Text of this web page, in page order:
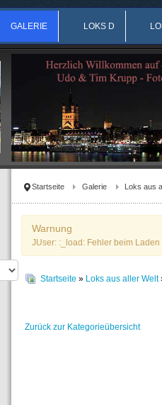
GALERIE LOKS D
Startseite Galerie Loks aus
Warnung
JUser: :_load: Fehler beim
Startseite » Loks aus aller Welt
Zurück zur Kategorieübersicht